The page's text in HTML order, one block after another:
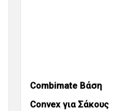
Combimate Βάση
Convex για Σάκους